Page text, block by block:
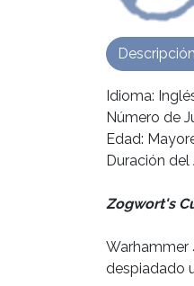
Idioma:
Número de
Edad:
Duración del
Zogwort's
Warhammer
despiadado